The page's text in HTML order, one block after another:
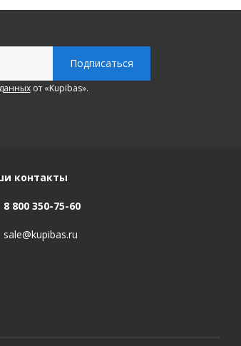
от «Kupibas».
контакты
8 800 350-75-60
sale@kupibas.ru